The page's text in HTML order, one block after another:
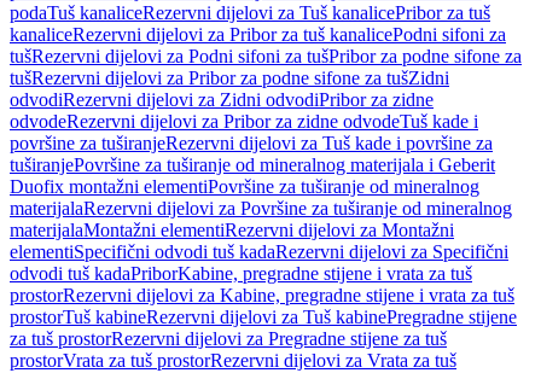
podaTuš kanaliceRezervni dijelovi za Tuš kanalicePribor za tuš
kanaliceRezervni dijelovi za Pribor za tuš kanalicePodni sifoni za
tušRezervni dijelovi za Podni sifoni za tušPribor za podne sifone za
tušRezervni dijelovi za Pribor za podne sifone za tušZidni
odvodiRezervni dijelovi za Zidni odvodiPribor za zidne
odvodeRezervni dijelovi za Pribor za zidne odvodeTuš kade i
površine za tuširanjeRezervni dijelovi za Tuš kade i površine za
tuširanjePovršine za tuširanje od mineralnog materijala i Geberit
Duofix montažni elementiPovršine za tuširanje od mineralnog
materijalaRezervni dijelovi za Površine za tuširanje od mineralnog
materijalaMontažni elementiRezervni dijelovi za Montažni
elementiSpecifični odvodi tuš kadaRezervni dijelovi za Specifični
odvodi tuš kadaPriborKabine, pregradne stijene i vrata za tuš
prostorRezervni dijelovi za Kabine, pregradne stijene i vrata za tuš
prostorTuš kabineRezervni dijelovi za Tuš kabinePregradne stijene
za tuš prostorRezervni dijelovi za Pregradne stijene za tuš
prostorVrata za tuš prostorRezervni dijelovi za Vrata za tuš